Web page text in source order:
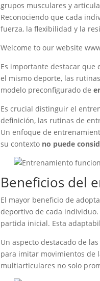
grupos musculares y
Reconociendo que cada
fuerza, la flexibilidad y la
Welcome to our website
Es importante destacar que
el mismo deporte, las
modelo preconfigurado de
Es crucial distinguir el
definición, las rutinas de
Un enfoque de
su contexto no puede
Beneficios del
El mayor beneficio de
deportivo de cada
partida inicial. Esta
Un aspecto destacado de las
para imitar movimientos de
multiarticulares no solo